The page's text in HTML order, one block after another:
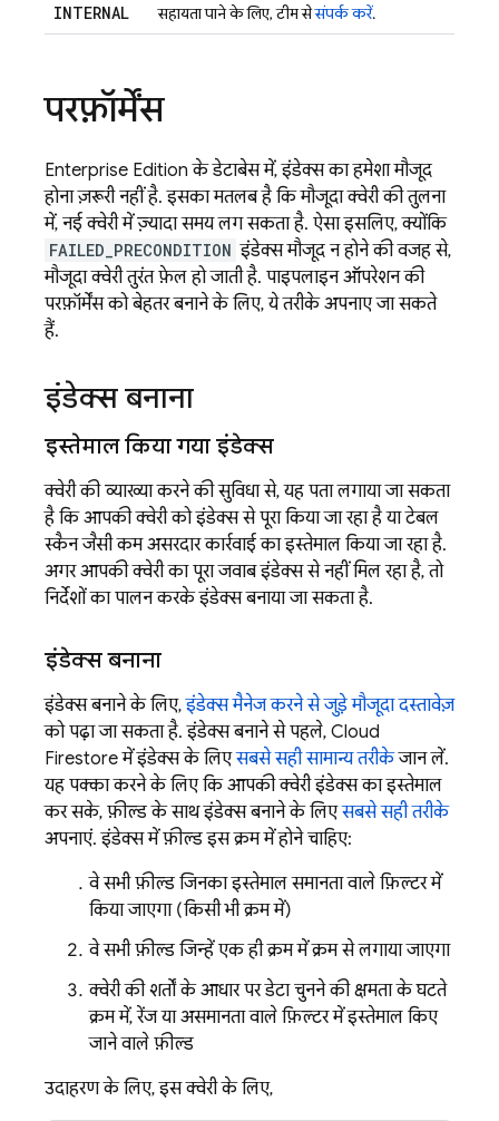
INTERNAL सहायता पाने के लिए, टीम सेसंपर्क करें.
परफ़ॉर्मेंस
Enterprise Edition के डेटाबेस में, इंडेक्स का हमेशा मौजूद
होना ज़रूरी नहीं है. इसका मतलब है कि मौजूदा क्वेरी की तुलना
में, नई क्वेरी में ज़्यादा समय लग सकता है. ऐसा इसलिए, क्योंकि
FAILED_PRECONDITION इंडेक्स मौजूद न होने की वजह से,
मौजूदा क्वेरी तुरंत फ़ेल हो जाती है. पाइपलाइन ऑपरेशन की
परफ़ॉर्मेंस को बेहतर बनाने के लिए, ये तरीके अपनाए जा सकते
हैं.
इंडेक्स बनाना
इस्तेमाल किया गया इंडेक्स
क्वेरी की व्याख्या करने की सुविधा से, यह पता लगाया जा सकता
है कि आपकी क्वेरी को इंडेक्स से पूरा किया जा रहा है या टेबल
स्कैन जैसी कम असरदार कार्रवाई का इस्तेमाल किया जा रहा है.
अगर आपकी क्वेरी का पूरा जवाब इंडेक्स से नहीं मिल रहा है, तो
निर्देशों का पालन करके इंडेक्स बनाया जा सकता है.
इंडेक्स बनाना
इंडेक्स बनाने के लिए,इंडेक्स मैनेज करने से जुड़े मौजूदा दस्तावेज़
को पढ़ा जा सकता है. इंडेक्स बनाने से पहले, Cloud
Firestoreमें इंडेक्स के लिएसबसे सही सामान्य तरीकेजान लें.
यह पक्का करने के लिए कि आपकी क्वेरी इंडेक्स का इस्तेमाल
कर सके, फ़ील्ड के साथ इंडेक्स बनाने के लिएसबसे सही तरीके
अपनाएं. इंडेक्स में फ़ील्ड इस क्रम में होने चाहिए:
वे सभी फ़ील्ड जिनका इस्तेमाल समानता वाले फ़िल्टर में
किया जाएगा (किसी भी क्रम में)
वे सभी फ़ील्ड जिन्हें एक ही क्रम में क्रम से लगाया जाएगा
क्वेरी की शर्तों के आधार पर डेटा चुनने की क्षमता के घटते
क्रम में, रेंज या असमानता वाले फ़िल्टर में इस्तेमाल किए
जाने वाले फ़ील्ड
उदाहरण के लिए, इस क्वेरी के लिए,